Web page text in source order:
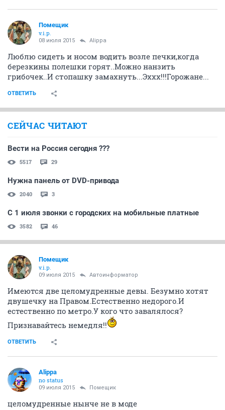
Помещик
v.i.p.
08 июля 2015 Alippa
Люблю сидеть и носом водить возле печки,когда
березкины полешки горят..Можно нанзить
грибочек..И стопашку замахнуть...Эххх!!!Горожане...
ОТВЕТИТЬ
СЕЙЧАС ЧИТАЮТ
Вести на Россия сегодня ???
5517 29
Нужна панель от DVD-привода
2040 3
С 1 июля звонки с городских на мобильные платные
3582 46
Помещик
v.i.p.
09 июля 2015 Автоинформатор
Имеются две целомудренные девы. Безумно хотят
двушечку на Правом.Естественно недорого.И
естественно по метро.У кого что завалялося?
Признавайтесь немедля!!
ОТВЕТИТЬ
Alippa
no status
09 июля 2015 Помещик
целомудренные нынче не в моде